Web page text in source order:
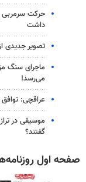
حرکت سرمربی
داشت
تصویر جدیدی
ماجرای سنگ
می‌رسد!
عراقچی: توافق با
موسیقی در
گفتند؟
صفحه اول